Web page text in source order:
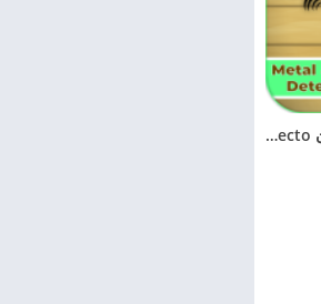
تطبيق البحث عن المعادن Metal And Gold Detecto